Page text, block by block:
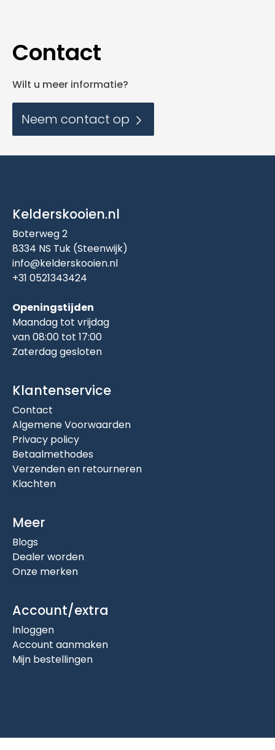
Contact
Wilt u meer informatie?
Neem contact op
Kelderskooien.nl
Boterweg 2
8334 NS Tuk (Steenwijk)
info@kelderskooien.nl
+31 0521343424
Openingstijden
Maandag tot vrijdag
van 08:00 tot 17:00
Zaterdag gesloten
Klantenservice
Contact
Algemene Voorwaarden
Privacy policy
Betaalmethodes
Verzenden en retourneren
Klachten
Meer
Blogs
Dealer worden
Onze merken
Account/extra
Inloggen
Account aanmaken
Mijn bestellingen